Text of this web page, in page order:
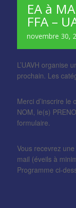
EA à
FFA –
novembre 30,
L’UAVH organise
prochain. Les
Merci d’inscrire le
NOM, le(s)
formulaire.
Vous recevrez
mail (éveils à
Programme ci-